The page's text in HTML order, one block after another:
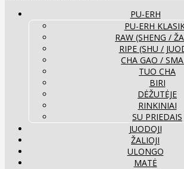
PU-ERH
PU-ERH
RAW (SHENG /
RIPE (SHU /
CHA GAO /
TUO CHA
BIRI
DĖŽUTĖJE
RINKINIAI
SU PRIEDAIS
JUODOJI
ŽALIOJI
ULONGO
MATĖ